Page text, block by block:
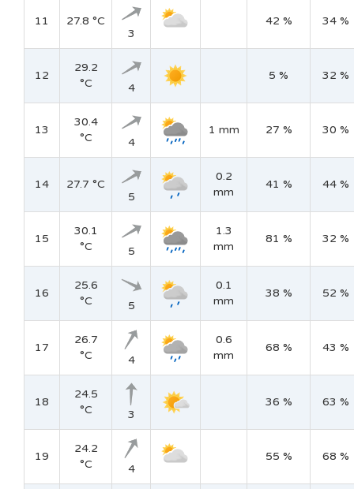
11
27.8 °C
3
42 % 34 %
12
29.2
°C
4
5 % 32 %
13
30.4
°C
4
1 mm 27 % 30 %
14
27.7 °C
5
0.2
mm
41 % 44 %
15
30.1
°C
5
1.3
mm
81 % 32 %
16
25.6
°C
5
0.1
mm
38 % 52 %
17
26.7
°C
4
0.6
mm
68 % 43 %
18
24.5
°C
3
36 % 63 %
19
24.2
°C
4
55 % 68 %